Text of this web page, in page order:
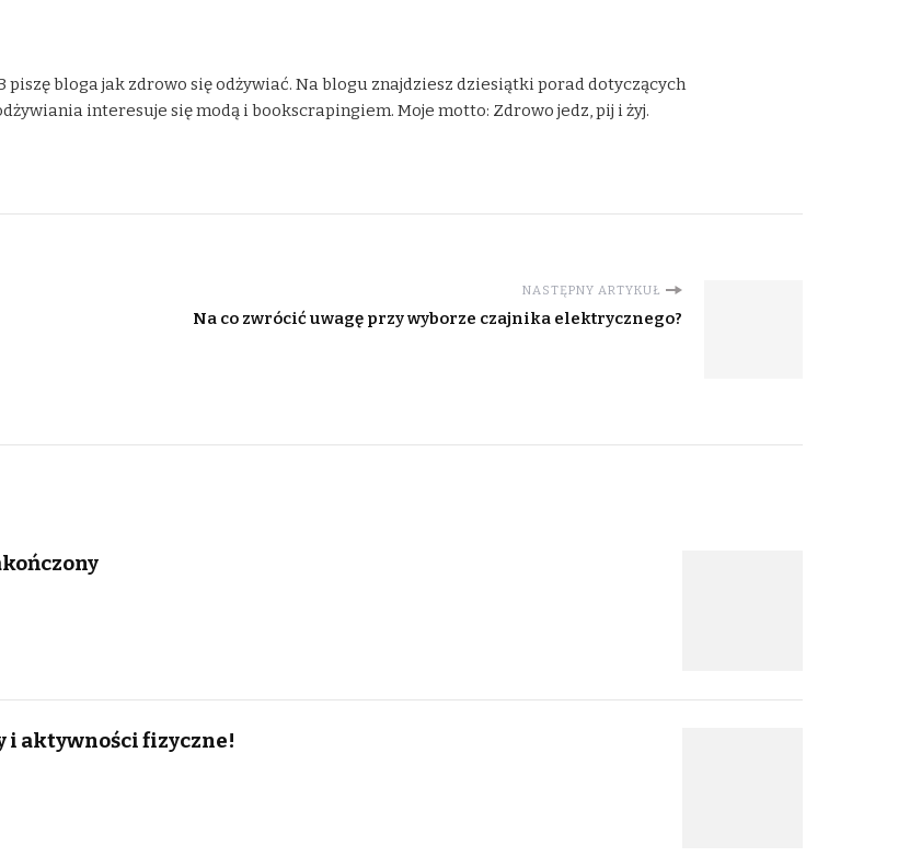
piszę bloga jak zdrowo się odżywiać. Na blogu znajdziesz dziesiątki porad dotyczących
interesuje się modą i bookscrapingiem. Moje motto: Zdrowo jedz, pij i żyj.
NASTĘPNY ARTYKUŁ
Na co zwrócić uwagę przy wyborze czajnika elektrycznego?
i aktywności fizyczne!